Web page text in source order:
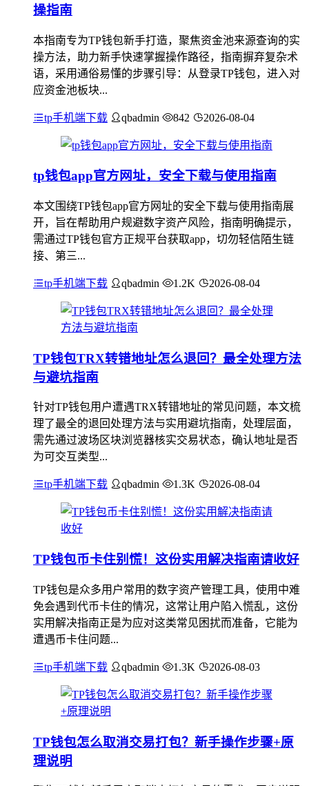
操指南
本指南专为TP钱包新手打造，聚焦资金池来源查询的实
操方法，助力新手快速掌握操作路径，指南摒弃复杂术
语，采用通俗易懂的步骤引导：从登录TP钱包，进入对
应资金池板块...
tp手机端下载 qbadmin 842 2026-08-04
tp钱包app官方网址，安全下载与使用指南
本文围绕TP钱包app官方网址的安全下载与使用指南展
开，旨在帮助用户规避数字资产风险，指南明确提示，
需通过TP钱包官方正规平台获取app，切勿轻信陌生链
接、第三...
tp手机端下载 qbadmin 1.2K 2026-08-04
TP钱包TRX转错地址怎么退回？最全处理方法
与避坑指南
针对TP钱包用户遭遇TRX转错地址的常见问题，本文梳
理了最全的退回处理方法与实用避坑指南，处理层面，
需先通过波场区块浏览器核实交易状态，确认地址是否
为可交互类型...
tp手机端下载 qbadmin 1.3K 2026-08-04
TP钱包币卡住别慌！这份实用解决指南请收好
TP钱包是众多用户常用的数字资产管理工具，使用中难
免会遇到代币卡住的情况，这常让用户陷入慌乱，这份
实用解决指南正是为应对这类常见困扰而准备，它能为
遭遇币卡住问题...
tp手机端下载 qbadmin 1.3K 2026-08-03
TP钱包怎么取消交易打包？新手操作步骤+原
理说明